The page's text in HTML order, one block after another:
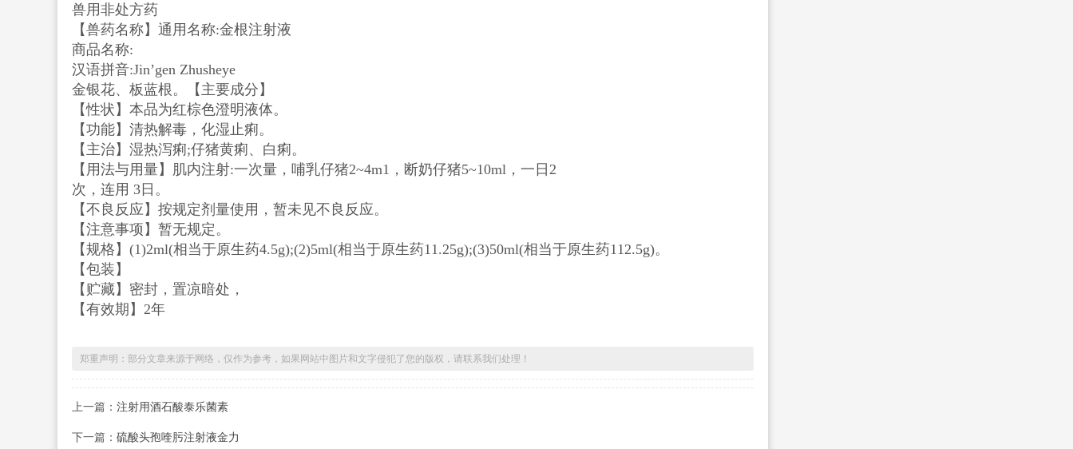
兽用非处方药
【兽药名称】通用名称:金根注射液
商品名称:
汉语拼音:Jin’gen Zhusheye
金银花、板蓝根。【主要成分】
【性状】本品为红棕色澄明液体。
【功能】清热解毒，化湿止痢。
【主治】湿热泻痢;仔猪黄痢、白痢。
【用法与用量】肌内注射:一次量，哺乳仔猪2~4m1，断奶仔猪5~10ml，一日2
次，连用 3日。
【不良反应】按规定剂量使用，暂未见不良反应。
【注意事项】暂无规定。
【规格】(1)2ml(相当于原生药4.5g);(2)5ml(相当于原生药11.25g);(3)50ml(相当于原生药112.5g)。
【包装】
【贮藏】密封，置凉暗处，
【有效期】2年
郑重声明：部分文章来源于网络，仅作为参考，如果网站中图片和文字侵犯了您的版权，请联系我们处理！
上一篇： 注射用酒石酸泰乐菌素
下一篇： 硫酸头孢喹肟注射液金力